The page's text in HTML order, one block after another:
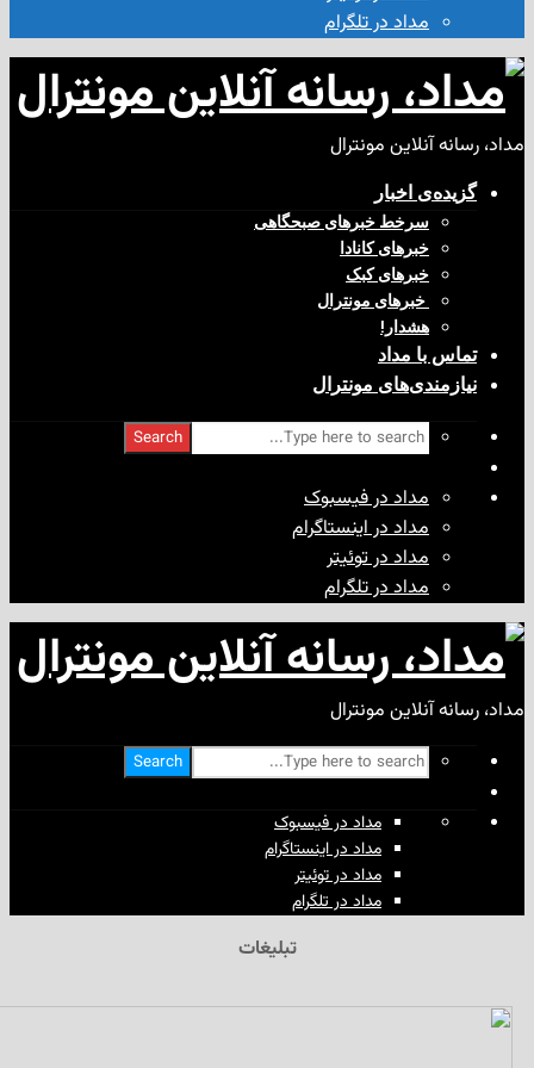
مداد در تلگرام
مونترال
اخبار
سرخط خبرهای صبحگاهی
خبرهای کانادا
خبرهای کبک
‌ خبرهای مونترال
مداد
مونترال
Search
مداد در فیسبوک
مداد در اینستاگرام
مداد در توئیتر
مداد در تلگرام
مونترال
Search
مداد در فیسبوک
مداد در اینستاگرام
مداد در توئیتر
مداد در تلگرام